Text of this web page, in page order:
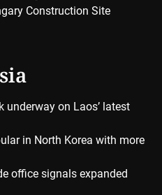
Construction Site
on Laos’ latest
in North Korea with more
office signals expanded